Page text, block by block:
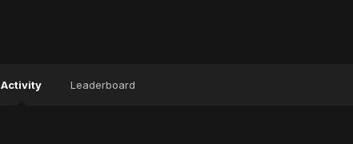
Activity Leaderboard